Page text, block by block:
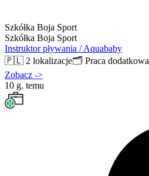
Szkółka Boja Sport
Szkółka Boja Sport
Instruktor pływania / Aquababy
🇵🇱 2 lokalizacje🗂️ Praca dodatkowa
Zobacz ->
10 g. temu